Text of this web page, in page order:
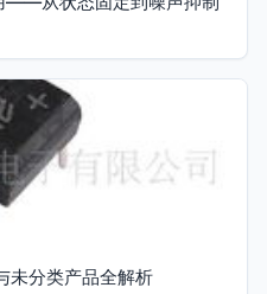
未分类产品全解析